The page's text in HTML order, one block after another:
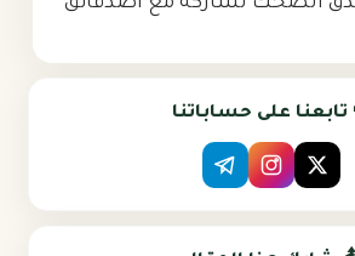
تابعنا على حساباتنا